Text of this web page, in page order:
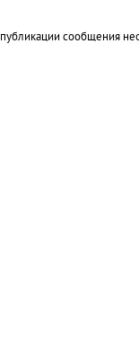
сообщения